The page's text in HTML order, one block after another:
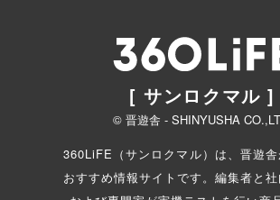
[ サンロクマル ]
© 晋遊舎 - SHINYUSHA
360LiFE（サンロクマル）は、晋遊
おすすめ情報サイトです。編集者と